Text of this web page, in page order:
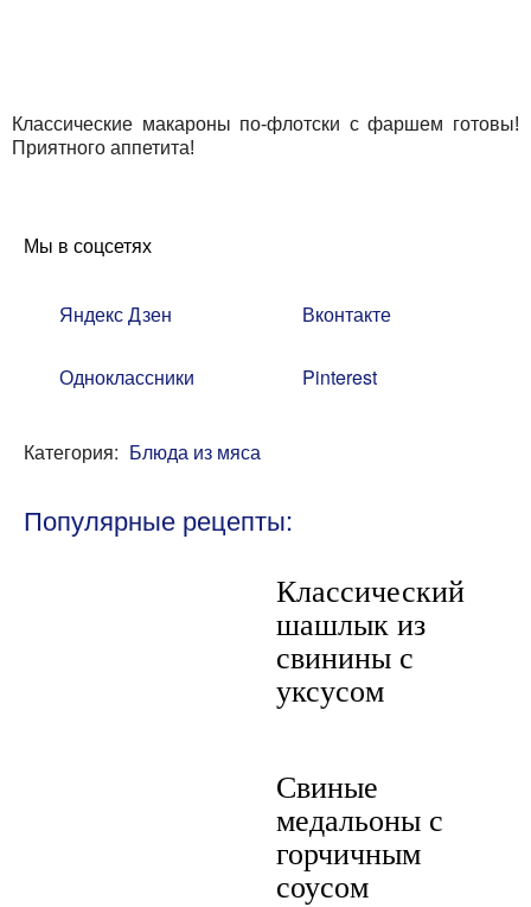
Классические макароны по-флотски с фаршем готовы!
Приятного аппетита!
Мы в соцсетях
Яндекс Дзен Вконтакте
Одноклассники Pinterest
Категория: Блюда из мяса
Популярные рецепты:
Классический
шашлык из
свинины с
уксусом
Свиные
медальоны с
горчичным
соусом